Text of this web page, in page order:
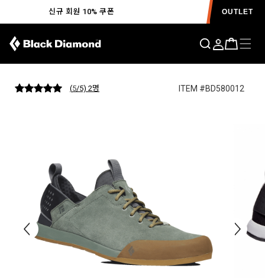
신규 회원 10% 쿠폰 OUTLET
세션 스웨이드 MENS
(5/5) 2명 ITEM #BD580012